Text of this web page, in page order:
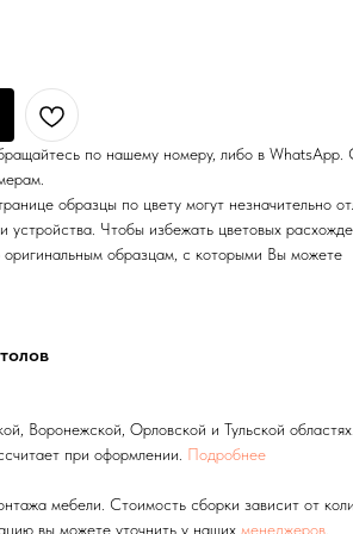
по нашему номеру, либо в WhatsApp.
образцы по цвету могут незначительно
устройства. Чтобы избежать цветовых
образцам, с которыми Вы можете
Воронежской, Орловской и Тульской
при оформлении. Подробнее
мебели. Стоимость сборки зависит от
вы можете уточнить у наших менеджеров